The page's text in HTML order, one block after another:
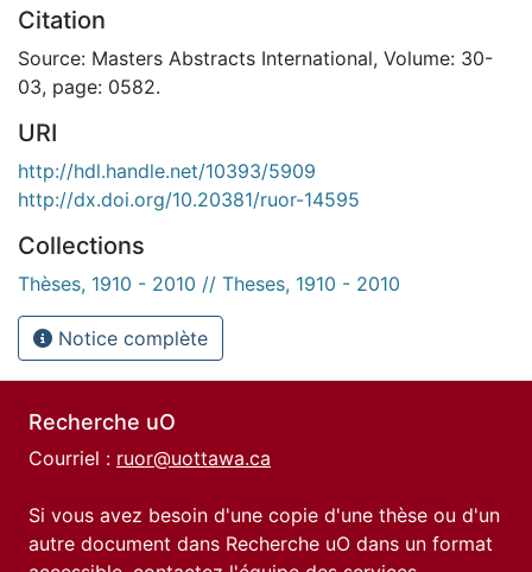
Citation
Source: Masters Abstracts International, Volume: 30-
03, page: 0582.
URI
http://hdl.handle.net/10393/5909
http://dx.doi.org/10.20381/ruor-14595
Collections
Thèses, 1910 - 2010 // Theses, 1910 - 2010
Notice complète
Recherche uO
Courriel : ruor@uottawa.ca
Si vous avez besoin d'une copie d'une thèse ou d'un
autre document dans Recherche uO dans un format